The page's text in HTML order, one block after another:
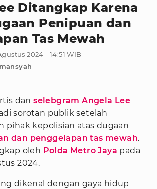
Ditangkap Karena
Penipuan dan
Tas Mewah
2024 - 14:51 WIB
danselebgram Angela Lee
sorotan publik setelah
pihak kepolisian atas dugaan
dan penggelapan tas mewah.
oleh Polda Metro Jaya pada
2024.
dikenal dengan gaya hidup